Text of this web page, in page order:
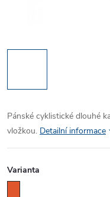
Pánské cyklistické dlouhé
vložkou. Detailní informace
Varianta